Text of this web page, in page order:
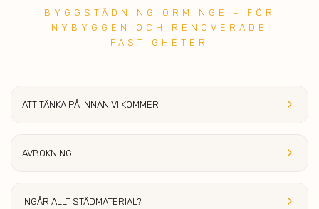
BYGGSTÄDNING ORMINGE - FÖR
NYBYGGEN OCH RENOVERADE
FASTIGHETER
keyboard_arrow_right
ATT TÄNKA PÅ INNAN VI KOMMER
keyboard_arrow_right
AVBOKNING
keyboard_arrow_right
INGÅR ALLT STÄDMATERIAL?